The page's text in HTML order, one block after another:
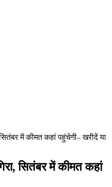
में कीमत कहां पहुंचेगी– खरीदें या
सितंबर में कीमत कहां